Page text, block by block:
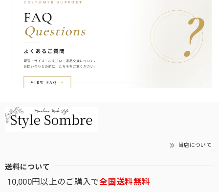
当店について
送料について
10,000円以上のご購入で全国送料無料